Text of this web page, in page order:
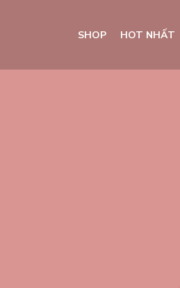
SHOP HOT NHẤT